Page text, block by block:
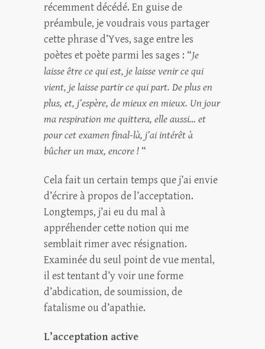
récemment décédé. En guise de
préambule, je voudrais vous partager
cette phrase d’Yves, sage entre les
poètes et poète parmi les sages : “Je
laisse être ce qui est, je laisse venir ce qui
vient, je laisse partir ce qui part. De plus en
plus, et, j’espère, de mieux en mieux. Un jour
ma respiration me quittera, elle aussi… et
pour cet examen final-là, j’ai intérêt à
bûcher un max, encore ! “
Cela fait un certain temps que j’ai envie
d’écrire à propos de l’acceptation.
Longtemps, j’ai eu du mal à
appréhender cette notion qui me
semblait rimer avec résignation.
Examinée du seul point de vue mental,
il est tentant d’y voir une forme
d’abdication, de soumission, de
fatalisme ou d’apathie.
L’acceptation active